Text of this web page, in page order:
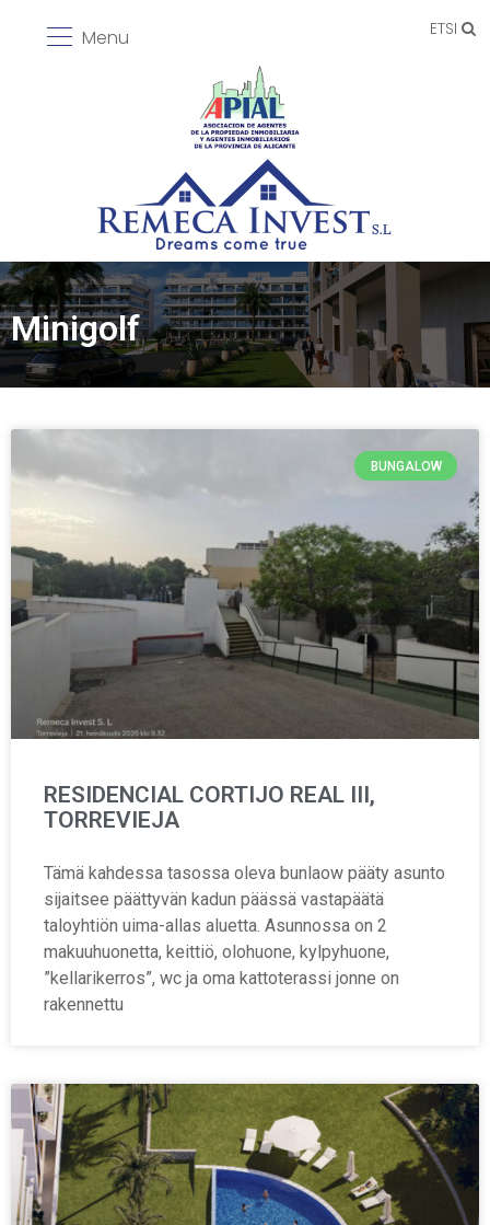
ETSI
Menu
Minigolf
BUNGALOW
RESIDENCIAL CORTIJO REAL III,
TORREVIEJA
Tämä kahdessa tasossa oleva bunlaow pääty asunto
sijaitsee päättyvän kadun päässä vastapäätä
taloyhtiön uima-allas aluetta. Asunnossa on 2
makuuhuonetta, keittiö, olohuone, kylpyhuone,
”kellarikerros”, wc ja oma kattoterassi jonne on
rakennettu